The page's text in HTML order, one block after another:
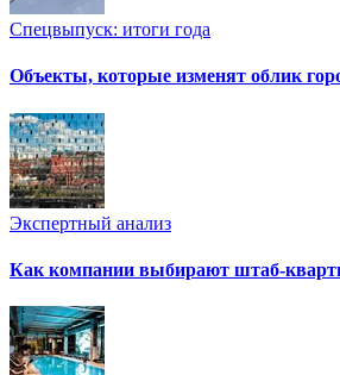
Спецвыпуск: итоги года
Объекты, которые изменят облик
Экспертный анализ
Как компании выбирают штаб-